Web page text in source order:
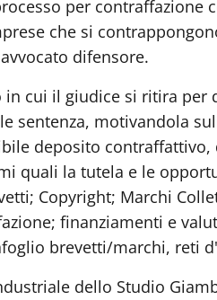
per
che si
difensore.
cui il giudice si ritira
sentenza, motivandola
deposito
quali la tutela e le
Copyright; Marchi
finanziamenti e
brevetti/marchi, reti
dello Studio